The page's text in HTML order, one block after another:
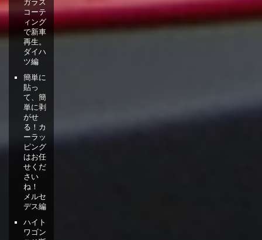
ガラス
コーテ
ィング
で新車
再生。
ダイハ
ツ編
簡単に
貼っ
て、簡
単に剥
がせ
る！カ
ーラッ
ピング
はお任
せくだ
さい
ね！
メルセ
デス編
ハイト
ワゴン